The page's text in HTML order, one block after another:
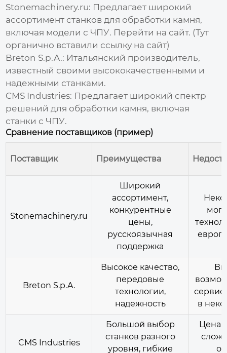
Stonemachinery.ru: Предлагает широкий
ассортимент станков для обработки камня,
включая модели с ЧПУ. Перейти на сайт. (Тут
органично вставили ссылку на сайт)
Breton S.p.A.: Итальянский производитель,
известный своими высококачественными и
надежными станками.
CMS Industries: Предлагает широкий спектр
решений для обработки камня, включая
станки с ЧПУ.
Сравнение поставщиков (пример)
Поставщик Преимущества
Stonemachinery.ru
Широкий
ассортимент,
конкурентные
цены,
русскоязычная
поддержка
Breton S.p.A.
Высокое качество,
передовые
технологии,
надежность
в
CMS Industries
Большой выбор
станков разного
уровня, гибкие
Цена